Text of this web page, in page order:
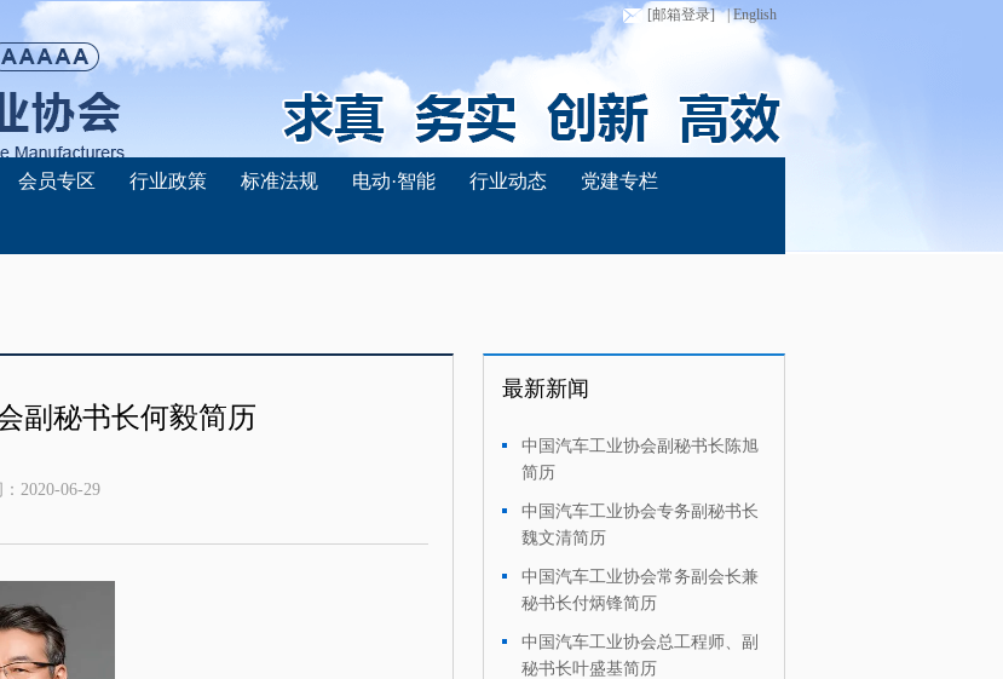
[邮箱登录] | English
会员专区 行业政策 标准法规 电动·智能 行业动态 党建专栏
副秘书长何毅简历
2020-06-29
最新新闻
中国汽车工业协会副秘书长陈旭
简历
中国汽车工业协会专务副秘书长
魏文清简历
中国汽车工业协会常务副会长兼
秘书长付炳锋简历
中国汽车工业协会总工程师、副
秘书长叶盛基简历